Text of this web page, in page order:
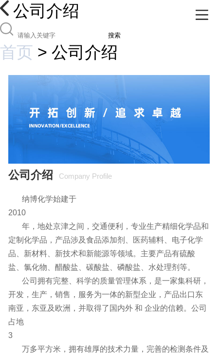
公司介绍
搜索
首页 > 公司介绍
公司介绍 Company Profile
纳博化学始建于
2010
年，地处京津之间，交通便利，专业生产精细化学品和
定制化学品，产品涉及食品添加剂、医药辅料、电子化学
品、新材料、新技术和新能源等领域。主要产品有硫酸
盐、氯化物、醋酸盐、碳酸盐、磷酸盐、水处理剂等。
公司拥有完整、科学的质量管理体系，是一家集科研，
开发，生产，销售，服务为一体的新型企业，产品出口东
南亚，东亚及欧洲，并取得了国内外 和 企业的信赖。公司
占地
3
万多平方米，拥有雄厚的技术力量，完善的检测条件及